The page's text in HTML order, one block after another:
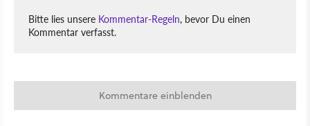
Bitte lies unsere Kommentar-Regeln, bevor Du einen
Kommentar verfasst.
Kommentare einblenden